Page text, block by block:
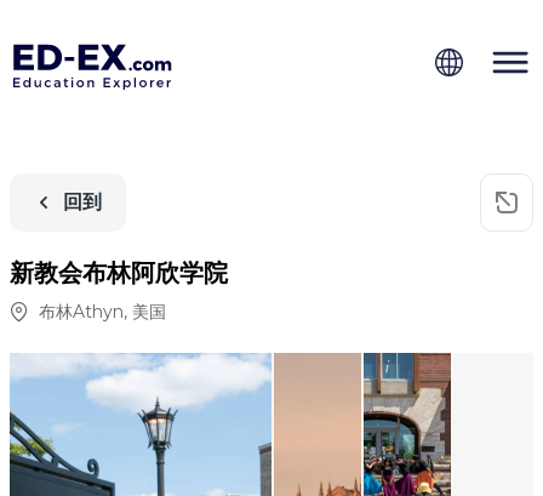
回到
新教会布林阿欣学院
布林Athyn, 美国